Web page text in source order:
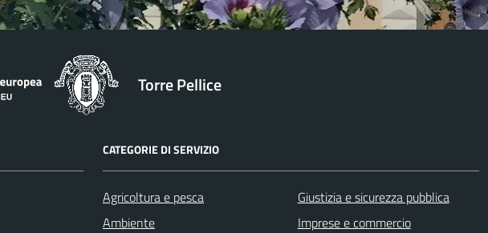
Torre Pellice
CATEGORIE DI SERVIZIO
Agricoltura e pesca
Ambiente
Giustizia e sicurezza pubblica
Imprese e commercio